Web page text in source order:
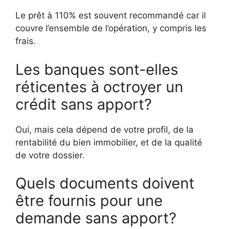
Le prêt à 110% est souvent recommandé car il
couvre l’ensemble de l’opération, y compris les
frais.
Les banques sont-elles
réticentes à octroyer un
crédit sans apport?
Oui, mais cela dépend de votre profil, de la
rentabilité du bien immobilier, et de la qualité
de votre dossier.
Quels documents doivent
être fournis pour une
demande sans apport?